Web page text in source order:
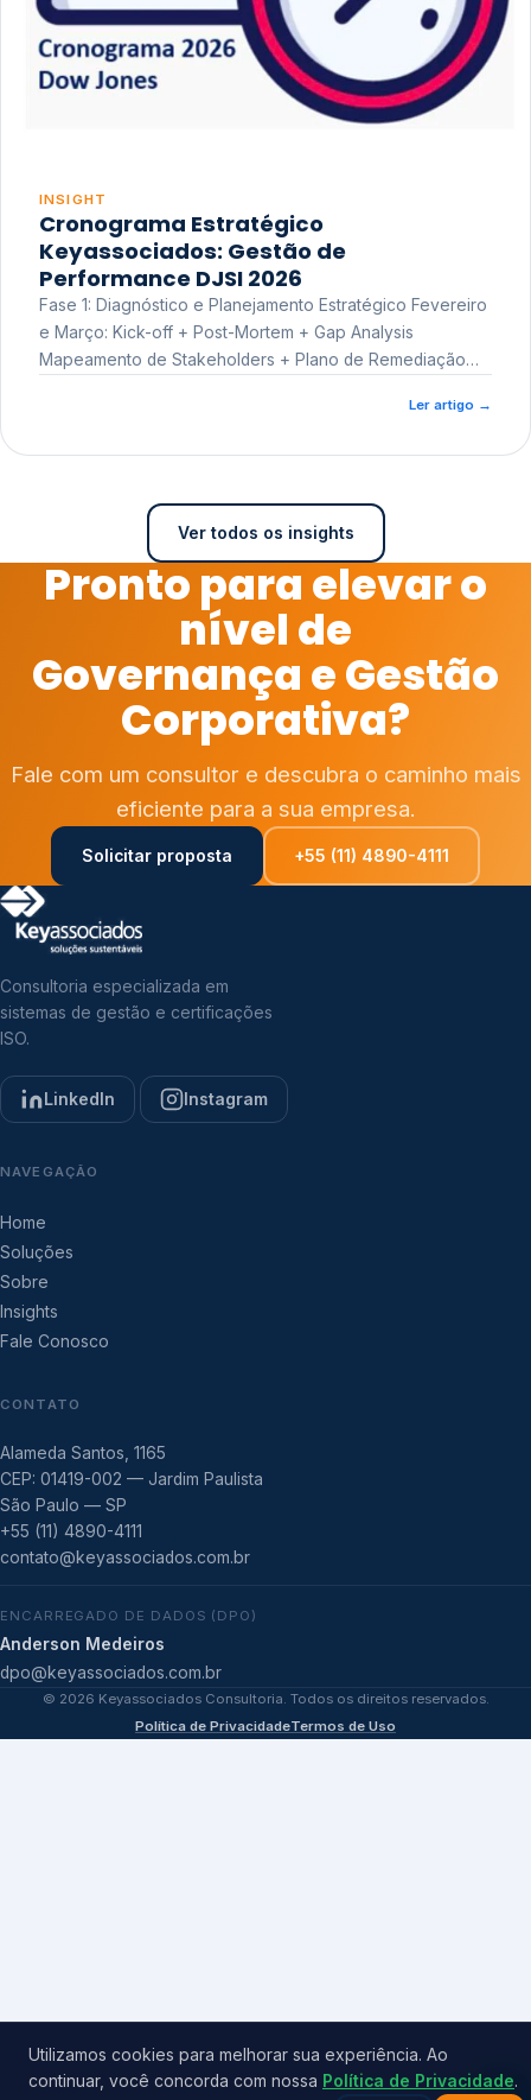
INSIGHT
Cronograma Estratégico
Keyassociados: Gestão de
Performance DJSI 2026
Fase 1: Diagnóstico e Planejamento Estratégico Fevereiro
e Março: Kick-off + Post-Mortem + Gap Analysis
Mapeamento de Stakeholders + Plano de Remediação
Ler artigo →
Ver todos os insights
Pronto para elevar o
nível de
Governança e Gestão
Corporativa?
Fale com um consultor e descubra o caminho mais
eficiente para a sua empresa.
Solicitar proposta +55 (11) 4890-4111
Consultoria especializada em
sistemas de gestão e certificações
ISO.
LinkedIn Instagram
NAVEGAÇÃO
Home
Soluções
Sobre
Insights
Fale Conosco
CONTATO
Alameda Santos, 1165
CEP: 01419-002 — Jardim Paulista
São Paulo — SP
+55 (11) 4890-4111
contato@keyassociados.com.br
ENCARREGADO DE DADOS (DPO)
Anderson Medeiros
dpo@keyassociados.com.br
© 2026 Keyassociados Consultoria. Todos os direitos reservados.
Política de PrivacidadeTermos de Uso
Utilizamos cookies para melhorar sua experiência. Ao
continuar, você concorda com nossa Política de Privacidade.